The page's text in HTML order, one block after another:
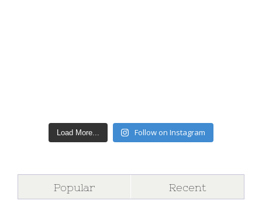
Load More... Follow on Instagram
Popular Recent